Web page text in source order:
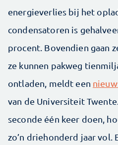
energieverlies bij het
condensatoren is
procent. Bovendien gaan
ze kunnen pakweg
ontladen, meldt een
van de Universiteit
seconde één keer doen,
zo’n driehonderd jaar vol.